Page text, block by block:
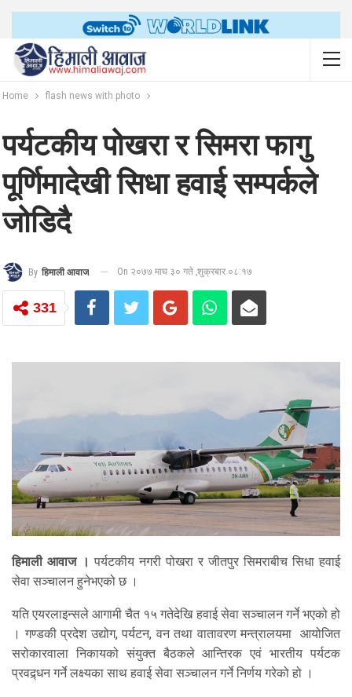
Home flash news with photo
पर्यटकीय पोखरा र सिमरा फागु
पूर्णिमादेखी सिधा हवाई सम्पर्कले
जोडिदै
By हिमाली आवाज On २०७७ माघ ३० गते ,शुक्रबार ०८:१७
331
हिमाली आवाज । पर्यटकीय नगरी पोखरा र जीतपुर सिमराबीच सिधा हवाई
सेवा सञ्चालन हुनेभएको छ ।
यति एयरलाइन्सले आगामी चैत १५ गतेदेखि हवाई सेवा सञ्चालन गर्ने भएको हो
। गण्डकी प्रदेश उद्योग, पर्यटन, वन तथा वातावरण मन्त्रालयमा आयोजित
सरोकारवाला निकायको संयुक्त बैठकले आन्तिरक एवं भारतीय पर्यटक
प्रवद्र्धन गर्ने लक्ष्यका साथ हवाई सेवा सञ्चालन गर्ने निर्णय गरेको हो ।